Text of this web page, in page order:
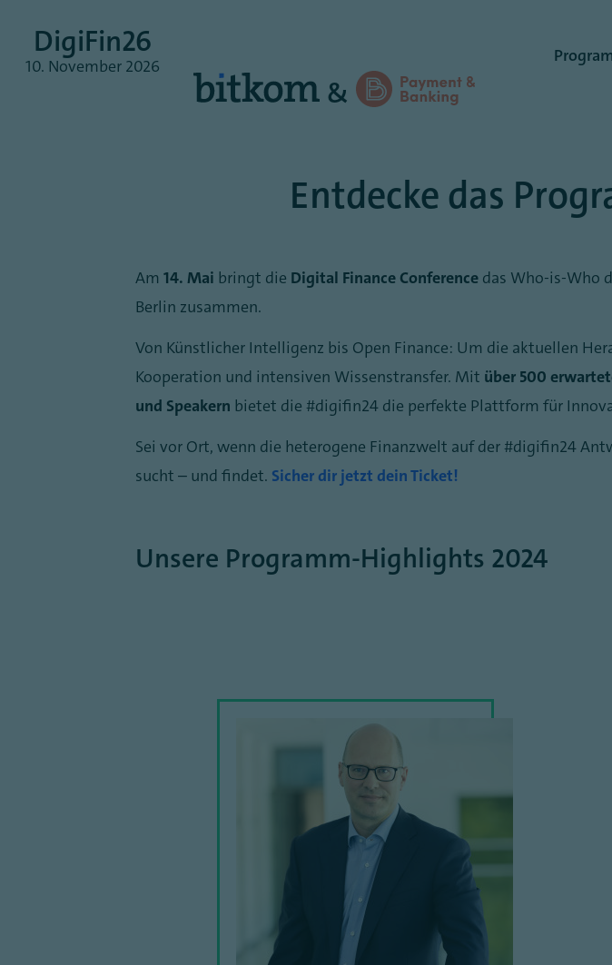
Entdecke das
Am 14. Mai bringt die Digital Finance Conference das Who-is-Who
Berlin zusammen.
Von Künstlicher Intelligenz bis Open Finance: Um die aktuellen
Kooperation und intensiven Wissenstransfer. Mit über 500
und Speakern bietet die #digifin24 die perfekte Plattform für
Sei vor Ort, wenn die heterogene Finanzwelt auf der #digifin24
sucht – und findet. Sicher dir jetzt dein Ticket!
Unsere Programm-Highlights 2024
DigiFin26
10. November 2026
&